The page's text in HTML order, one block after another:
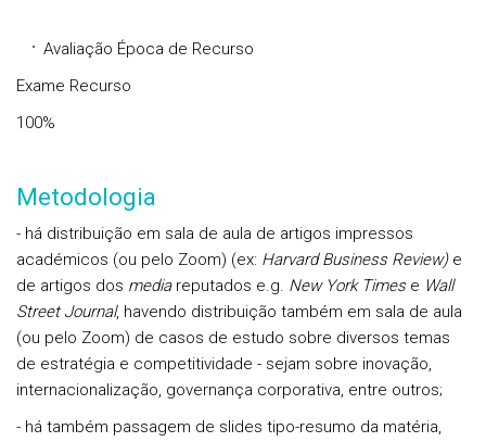
Avaliação Época de Recurso
Exame Recurso
100%
Metodologia
- há distribuição em sala de aula de artigos impressos
académicos (ou pelo Zoom) (ex: Harvard Business Review)e
de artigos dos media reputados e.g. New York Times e Wall
Street Journal, havendo distribuição também em sala de aula
(ou pelo Zoom) de casos de estudo sobre diversos temas
de estratégia e competitividade - sejam sobre inovação,
internacionalização, governança corporativa, entre outros;
- há também passagem de slides tipo-resumo da matéria,